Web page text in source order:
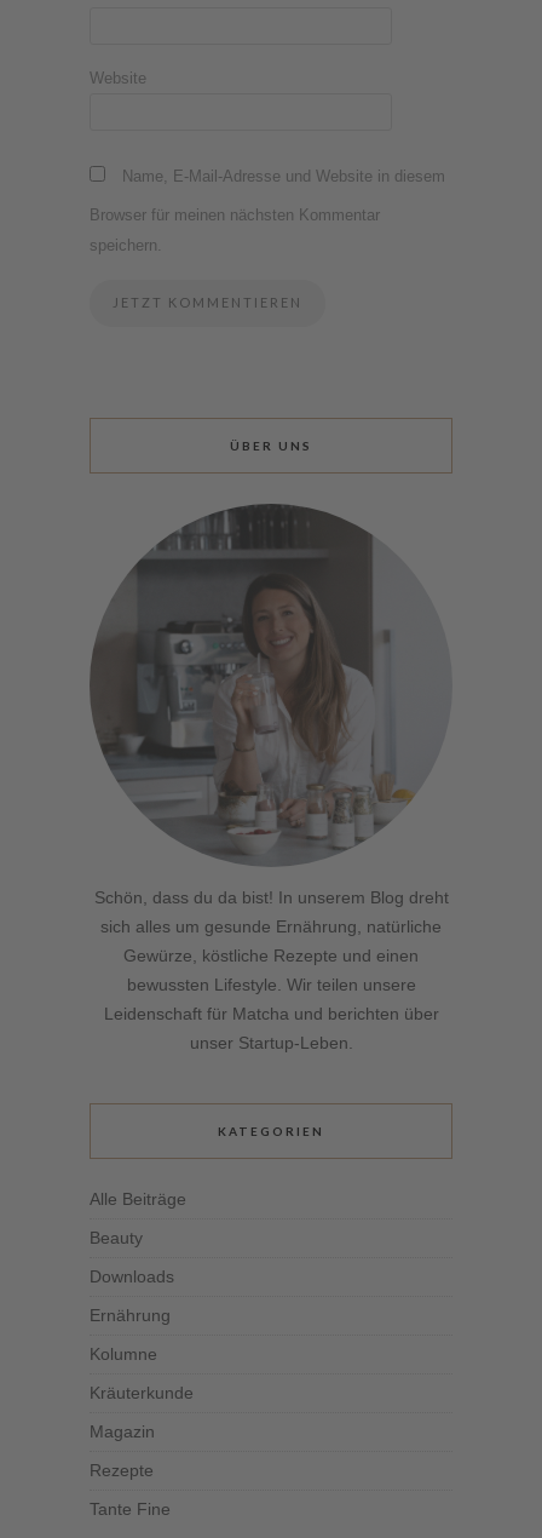
Website
Name, E-Mail-Adresse und Website in diesem
Browser für meinen nächsten Kommentar
speichern.
ÜBER UNS
Schön, dass du da bist! In unserem Blog dreht
sich alles um gesunde Ernährung, natürliche
Gewürze, köstliche Rezepte und einen
bewussten Lifestyle. Wir teilen unsere
Leidenschaft für Matcha und berichten über
unser Startup-Leben.
KATEGORIEN
Alle Beiträge
Beauty
Downloads
Ernährung
Kolumne
Kräuterkunde
Magazin
Rezepte
Tante Fine